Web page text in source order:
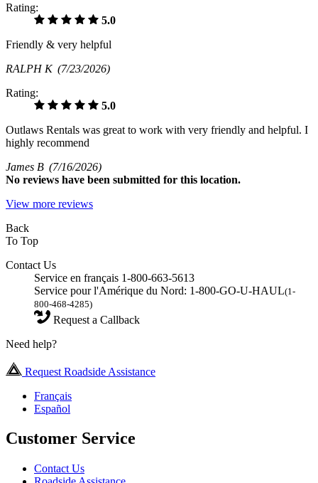
Rating:
5.0
Friendly & very helpful
RALPH K (7/23/2026)
Rating:
5.0
Outlaws Rentals was great to work with very friendly and helpful. I
highly recommend
James B (7/16/2026)
No reviews have been submitted for this location.
View more reviews
Back
To Top
Contact Us
Service en français 1-800-663-5613
Service pour l'Amérique du Nord: 1-800-GO-U-HAUL(1-
800-468-4285)
Request a Callback
Need help?
Request Roadside Assistance
Français
Español
Customer Service
Contact Us